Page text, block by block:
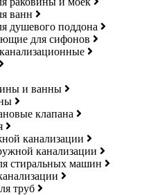
ванн
душевого поддона
для сифонов
и ванны
клапана
канализации
канализации
стиральных машин
труб